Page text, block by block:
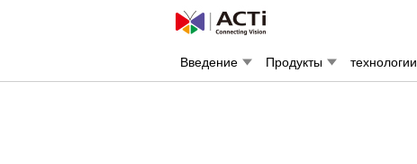
Введение Продукты технологии